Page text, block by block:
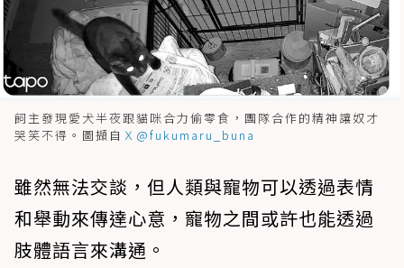
飼主發現愛犬半夜跟貓咪合力偷零食，團隊合作的精神讓奴才
哭笑不得。圖擷自 Ｘ@fukumaru_buna
雖然無法交談，但人類與寵物可以透過表情
和舉動來傳達心意，寵物之間或許也能透過
肢體語言來溝通。